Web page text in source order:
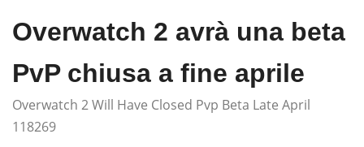
Overwatch 2 avrà una beta
PvP chiusa a fine aprile
Overwatch 2 Will Have Closed Pvp Beta Late April
118269